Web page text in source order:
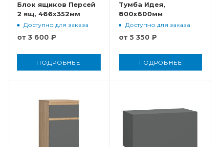
Блок ящиков Персей
2 ящ, 466x352мм
Доступно для заказа
от 3 600 ₽
ПОДРОБНЕЕ
Тумба Идея,
800x600мм
Доступно для заказа
от 5 350 ₽
ПОДРОБНЕЕ